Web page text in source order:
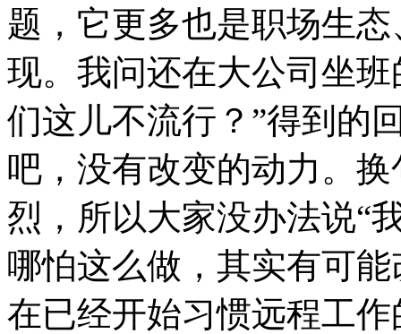
题，它更多也是职场生
现。我问还在大公司坐
们这儿不流行？”得到的
吧，没有改变的动力。
烈，所以大家没办法说“
哪怕这么做，其实有可
在已经开始习惯远程工